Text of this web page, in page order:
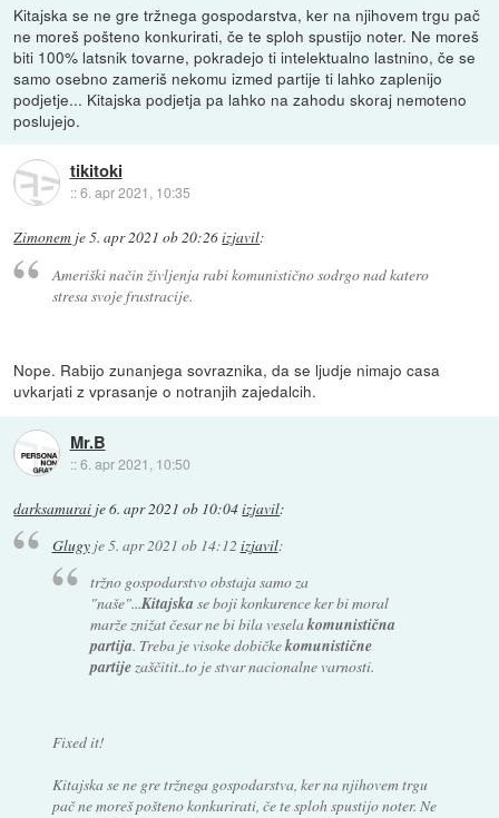
Kitajska se ne gre tržnega gospodarstva, ker na njihovem trgu pač
ne moreš pošteno konkurirati, če te sploh spustijo noter. Ne moreš
biti 100% latsnik tovarne, pokradejo ti intelektualno lastnino, če se
samo osebno zameriš nekomu izmed partije ti lahko zaplenijo
podjetje... Kitajska podjetja pa lahko na zahodu skoraj nemoteno
poslujejo.
tikitoki
::6. apr 2021, 10:35
Zimonem je5. apr 2021 ob 20:26izjavil:
Ameriški način življenja rabi komunistično sodrgo nad katero
stresa svoje frustracije.
Nope. Rabijo zunanjega sovraznika, da se ljudje nimajo casa
uvkarjati z vprasanje o notranjih zajedalcih.
Mr.B
::6. apr 2021, 10:50
darksamurai je6. apr 2021 ob 10:04izjavil:
Glugyje5. apr 2021 ob 14:12 izjavil:
tržno gospodarstvo obstaja samo za
"naše"...Kitajskase boji konkurence ker bi moral
marže znižat česar ne bi bila veselakomunistična
partija. Treba je visoke dobičkekomunistične
partije zaščitit..to je stvar nacionalne varnosti.
Fixed it!
Kitajska se ne gre tržnega gospodarstva, ker na njihovem trgu
pač ne moreš pošteno konkurirati, če te sploh spustijo noter. Ne